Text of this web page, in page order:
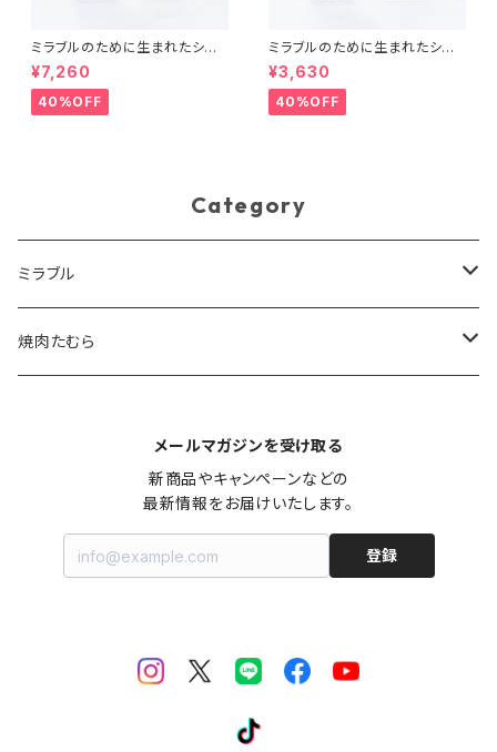
ミラブルのために生まれたシャ
ンプー＆トリートメント
¥7,260
40%OFF
ミラブルのために生まれたシャ
ンプー
¥3,630
40%OFF
Category
ミラブル
シャワーヘッド
キッチン
焼肉たむら
調味料
メールマガジンを受け取る
新商品やキャンペーンなどの
最新情報をお届けいたします。
登録